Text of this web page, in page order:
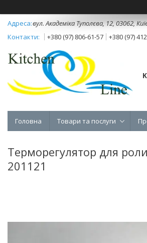
вул. Академіка Туполєва, 12, 03062,
+380 (97) 806-61-57
+380 (97)
Головна Товари та послуги
Терморегулятор для
201121